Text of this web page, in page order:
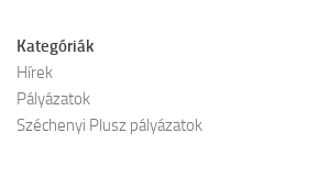
Kategóriák
Hírek
Pályázatok
Széchenyi Plusz pályázatok